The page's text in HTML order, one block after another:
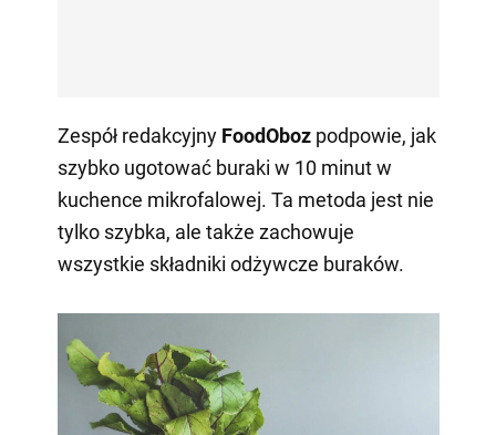
Zespół redakcyjny FoodOboz podpowie, jak
szybko ugotować buraki w 10 minut w
kuchence mikrofalowej. Ta metoda jest nie
tylko szybka, ale także zachowuje
wszystkie składniki odżywcze buraków.